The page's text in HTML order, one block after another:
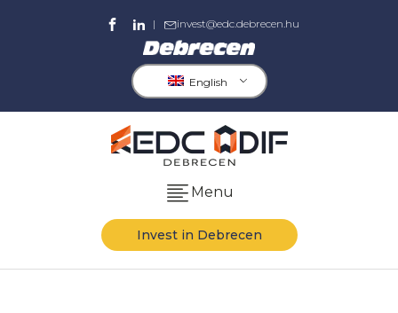
| invest@edc.debrecen.hu
English
Menu
Invest in Debrecen